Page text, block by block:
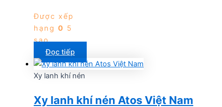
Được xếp
hạng 0 5
sao
Đọc tiếp
Xy lanh khí nén
Xy lanh khí nén Atos Việt Nam